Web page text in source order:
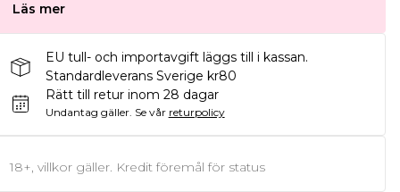
Läs mer
EU tull- och importavgift läggs till i kassan.
Standardleverans Sverige kr80
Rätt till retur inom 28 dagar
Undantag gäller. Se vår returpolicy
18+, villkor gäller. Kredit föremål för status